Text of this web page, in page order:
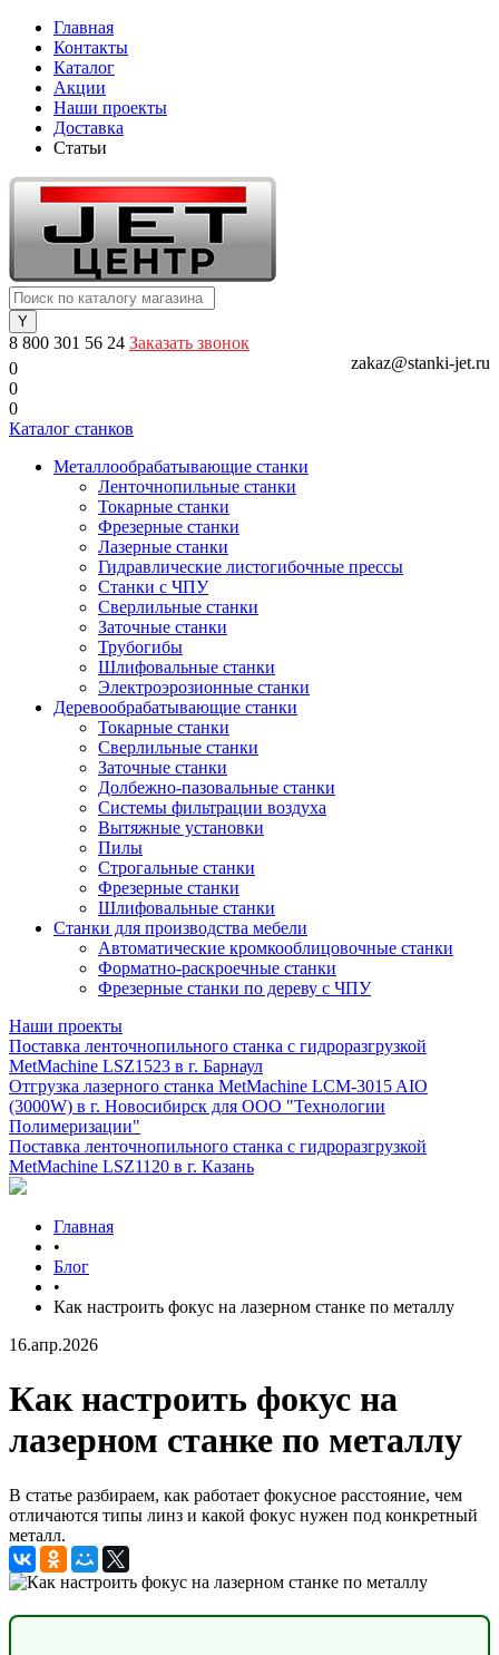
Главная
Контакты
Каталог
Акции
Наши проекты
Доставка
Статьи
8 800 301 56 24 Заказать звонок
zakaz@stanki-jet.ru
0
0
0
Каталог станков
Металлообрабатывающие станки
Ленточнопильные станки
Токарные станки
Фрезерные станки
Лазерные станки
Гидравлические листогибочные прессы
Станки с ЧПУ
Сверлильные станки
Заточные станки
Трубогибы
Шлифовальные станки
Электроэрозионные станки
Деревообрабатывающие станки
Токарные станки
Сверлильные станки
Заточные станки
Долбежно-пазовальные станки
Системы фильтрации воздуха
Вытяжные установки
Пилы
Строгальные станки
Фрезерные станки
Шлифовальные станки
Станки для производства мебели
Автоматические кромкооблицовочные станки
Форматно-раскроечные станки
Фрезерные станки по дереву с ЧПУ
Наши проекты
Поставка ленточнопильного станка c гидроразгрузкой
MetMachine LSZ1523 в г. Барнаул
Отгрузка лазерного станка MetMachine LCM-3015 AIO
(3000W) в г. Новосибирск для ООО "Технологии
Полимеризации"
Поставка ленточнопильного станка c гидроразгрузкой
MetMachine LSZ1120 в г. Казань
Главная
•
Блог
•
Как настроить фокус на лазерном станке по металлу
16.апр.2026
Как настроить фокус на
лазерном станке по металлу
В статье разбираем, как работает фокусное расстояние, чем
отличаются типы линз и какой фокус нужен под конкретный
металл.